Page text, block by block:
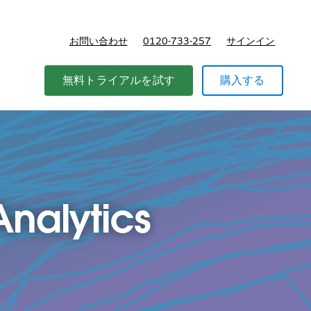
お問い合わせ 0120-733-257 サインイン
無料トライアルを試す 購入する